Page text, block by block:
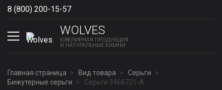
8 (800) 200-15-57
WOLVES
ЮВЕЛИРНАЯ ПРОДУКЦИЯ
И НАТУРАЛЬНЫЕ КАМНИ
Главная страница Вид товара
Серьги
Бижутерные серьги
Серьги 3466721-А